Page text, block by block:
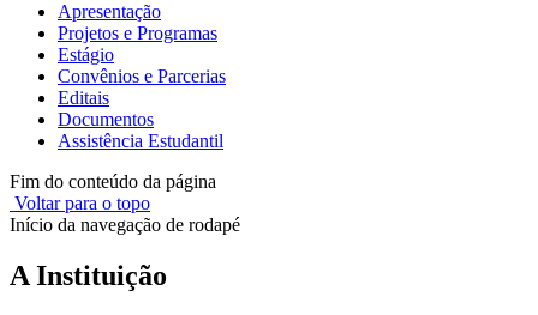
Apresentação
Projetos e Programas
Estágio
Convênios e Parcerias
Editais
Documentos
Assistência Estudantil
Fim do conteúdo da página
Voltar para o topo
Início da navegação de rodapé
A Instituição